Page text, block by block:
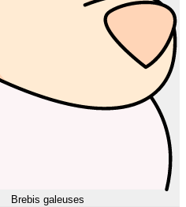
Brebis galeuses